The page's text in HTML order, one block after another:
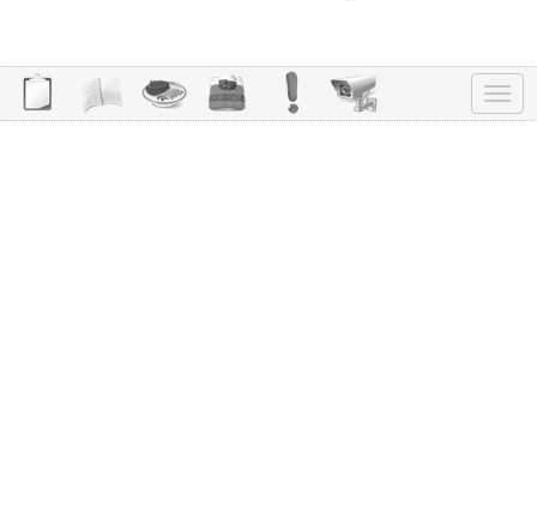
Menu